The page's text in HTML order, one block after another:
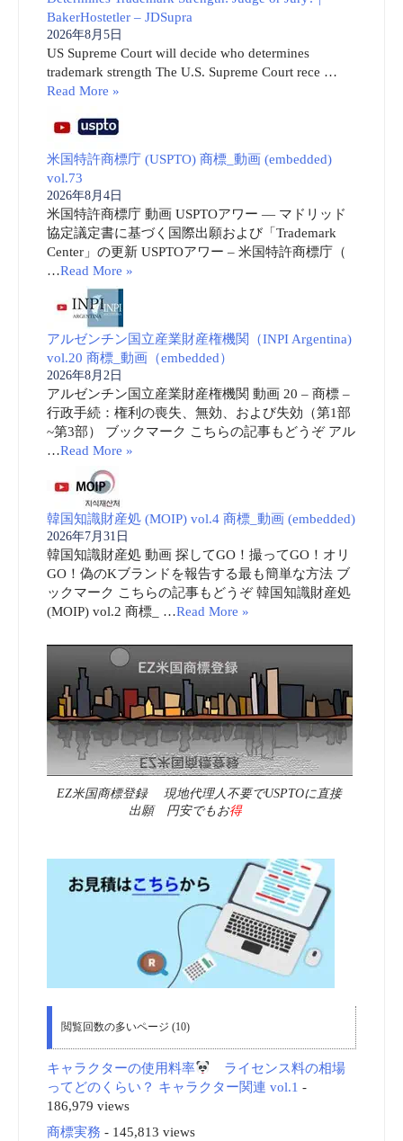
BakerHostetler – JDSupra
2026年8月5日
US Supreme Court will decide who determines
trademark strength The U.S. Supreme Court rece …
Read More »
米国特許商標庁 (USPTO) 商標_動画 (embedded)
vol.73
2026年8月4日
米国特許商標庁 動画 USPTOアワー ― マドリッド
協定議定書に基づく国際出願および「Trademark
Center」の更新 USPTOアワー – 米国特許商標庁（
…Read More »
アルゼンチン国立産業財産権機関（INPI Argentina)
vol.20 商標_動画（embedded）
2026年8月2日
アルゼンチン国立産業財産権機関 動画 20 – 商標 –
行政手続：権利の喪失、無効、および失効（第1部
~第3部） ブックマーク こちらの記事もどうぞ アル
…Read More »
韓国知識財産処 (MOIP) vol.4 商標_動画 (embedded)
2026年7月31日
韓国知識財産処 動画 探してGO！撮ってGO！オリ
GO！偽のKブランドを報告する最も簡単な方法 ブ
ックマーク こちらの記事もどうぞ 韓国知識財産処
(MOIP) vol.2 商標_ …Read More »
EZ米国商標登録 現地代理人不要でUSPTOに直接
出願 円安でもお得
閲覧回数の多いページ (10)
キャラクターの使用料率
ライセンス料の相場
ってどのくらい？ キャラクター関連 vol.1 -
186,979 views
商標実務 - 145,813 views